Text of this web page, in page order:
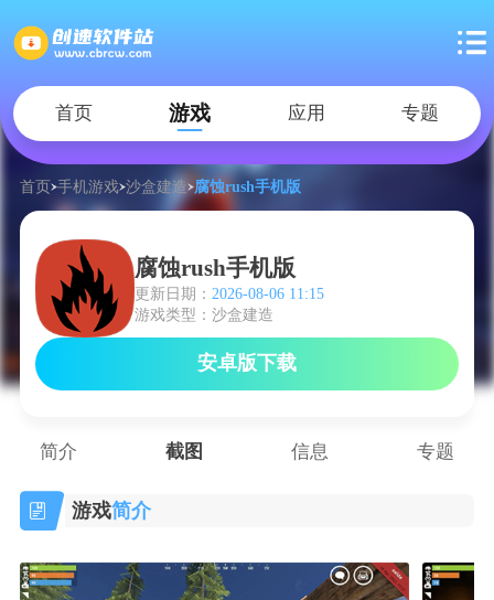
首页 游戏 应用 专题
首页 手机游戏 沙盒建造 腐蚀rush手机版
腐蚀rush手机版
更新日期： 2026-08-06 11:15
游戏类型：沙盒建造
安卓版下载
简介 截图 信息 专题
游戏简介